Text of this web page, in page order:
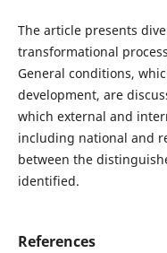
The article presents
transformational
General conditions,
development, are
which external and
including national and
between the
identified.
References